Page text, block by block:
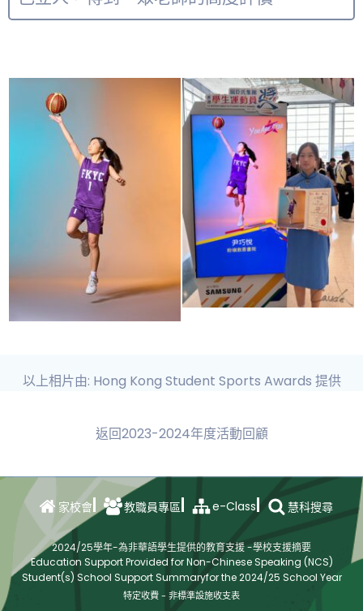
以上相片由: Hong Kong Student Sports Awards 提供
返回2023-2024年度活動回顧
家校會 教職員專區 e-Class 慧科搜尋
2024/25學年-為非華語學生提供的教育支援 -學校支援摘要
Education Support Provided for Non-Chinese Speaking (NCS)
Student(s) School Support Summaryfor the 2024/25 School Year
特定收費 - 非標準設施收支表